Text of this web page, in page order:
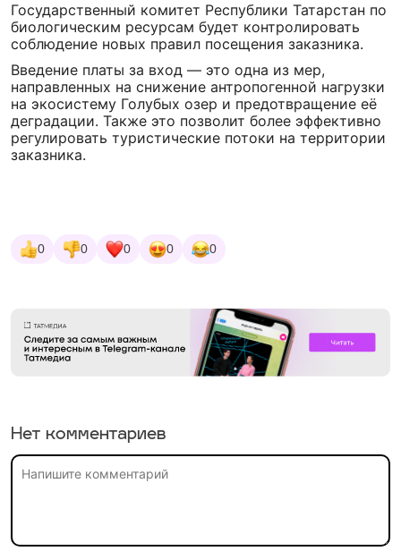
Государственный комитет Республики Татарстан по
биологическим ресурсам будет контролировать
соблюдение новых правил посещения заказника.
Введение платы за вход — это одна из мер,
направленных на снижение антропогенной нагрузки
на экосистему Голубых озер и предотвращение её
деградации. Также это позволит более эффективно
регулировать туристические потоки на территории
заказника.
0 0 0 0 0
Нет комментариев